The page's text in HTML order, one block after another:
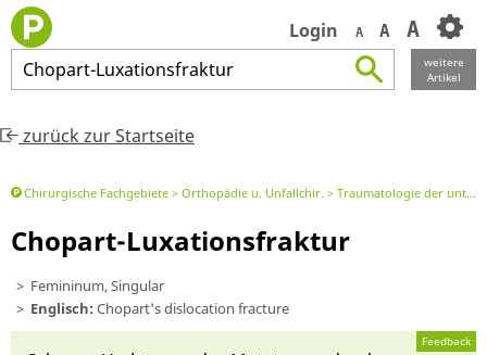
Login A A A
Chopart-Luxationsfraktur
weitere
Artikel
zurück zur Startseite
Chirurgische Fachgebiete Orthopädie u. Unfallchir. Traumatologie der unteren Extremitäten
Chopart-Luxationsfraktur
Femininum, Singular
Englisch: Chopart's dislocation fracture
Feedback